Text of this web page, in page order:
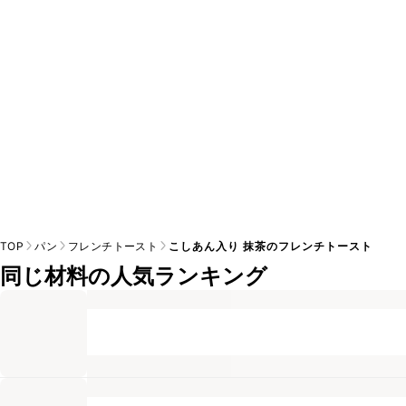
TOP パン フレンチトースト こしあん入り 抹茶のフレンチトースト
同じ材料の人気ランキング